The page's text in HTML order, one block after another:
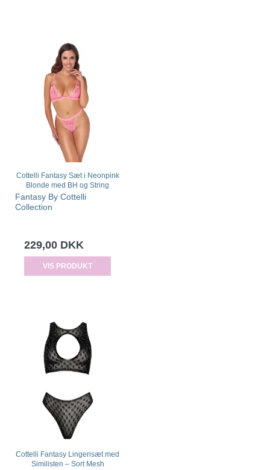
Cottelli Fantasy Sæt i Neonpink
Blonde med BH og String
Fantasy By Cottelli
Collection
229,00 DKK
VIS PRODUKT
Cottelli Fantasy Lingerisæt med
Similisten – Sort Mesh